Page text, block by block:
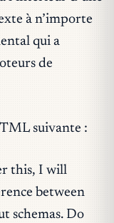
à n’importe
qui a
de
suivante :
this, I will
between
schemas. Do